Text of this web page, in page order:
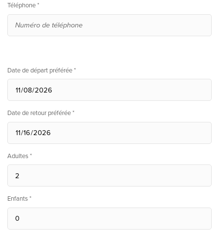
Téléphone *
Date de départ préférée *
Date de retour préférée *
Adultes *
Enfants *